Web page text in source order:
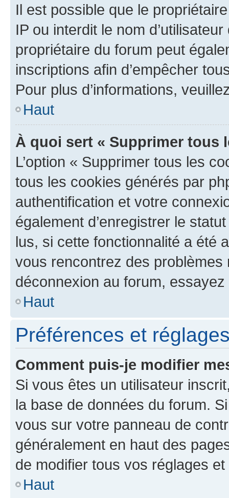
Il est possible que le
IP ou interdit le nom
propriétaire du forum peut
inscriptions afin d’empêcher
Pour plus d’informations,
Haut
À quoi sert « Supprimer tous
L’option « Supprimer tous les
tous les cookies générés par
authentification et votre
également d’enregistrer le
lus, si cette fonctionnalité a été
vous rencontrez des
déconnexion au forum,
Haut
Préférences et
Comment puis-je modifier
Si vous êtes un utilisateur
la base de données du forum.
vous sur votre panneau de
généralement en haut des
de modifier tous vos réglages
Haut